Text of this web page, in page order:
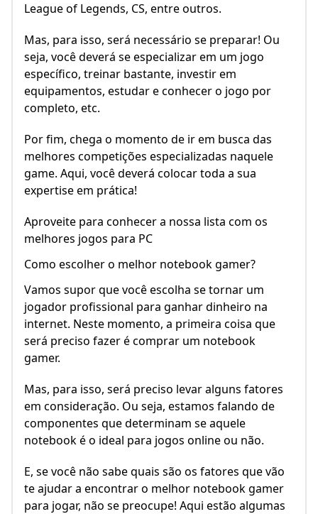
League of Legends, CS, entre outros.
Mas, para isso, será necessário se preparar! Ou
seja, você deverá se especializar em um jogo
específico, treinar bastante, investir em
equipamentos, estudar e conhecer o jogo por
completo, etc.
Por fim, chega o momento de ir em busca das
melhores competições especializadas naquele
game. Aqui, você deverá colocar toda a sua
expertise em prática!
Aproveite para conhecer a nossa lista com os
melhores jogos para PC
Como escolher o melhor notebook gamer?
Vamos supor que você escolha se tornar um
jogador profissional para ganhar dinheiro na
internet. Neste momento, a primeira coisa que
será preciso fazer é comprar um notebook
gamer.
Mas, para isso, será preciso levar alguns fatores
em consideração. Ou seja, estamos falando de
componentes que determinam se aquele
notebook é o ideal para jogos online ou não.
E, se você não sabe quais são os fatores que vão
te ajudar a encontrar o melhor notebook gamer
para jogar, não se preocupe! Aqui estão algumas